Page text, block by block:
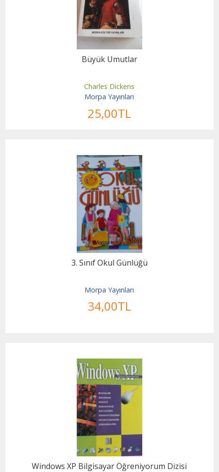
Büyük Umutlar
Charles Dickens
Morpa Yayınları
25,00TL
3. Sınıf Okul Günlüğü
Morpa Yayınları
34,00TL
Windows XP Bilgisayar Öğreniyorum Dizisi